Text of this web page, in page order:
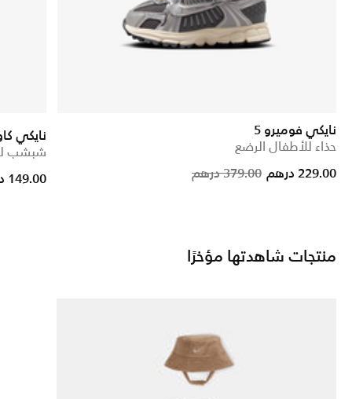
نايكي فوميرو 5
حذاء للأطفال الرضع
Price
379.00 درهم to
229.00 درهم
نايكي
شبشب
149.00 درهم
منتجات شاهدتها مؤخرًا